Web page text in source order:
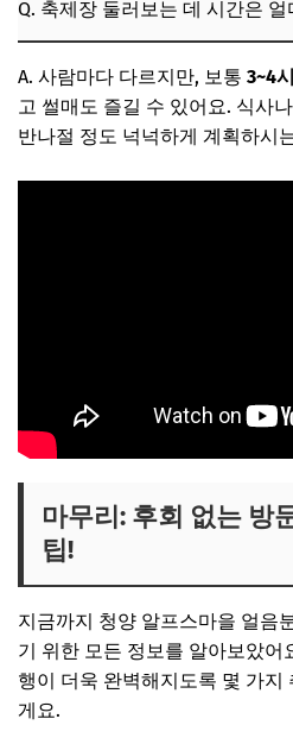
Q. 축제장 둘러보는 데 시간은
A. 사람마다 다르지만, 보통 3~4
고 썰매도 즐길 수 있어요. 식사
반나절 정도 넉넉하게 계획하시
마무리: 후회 없는 방
팁!
지금까지 청양 알프스마을 얼음
기 위한 모든 정보를 알아보았어
행이 더욱 완벽해지도록 몇 가지
게요.